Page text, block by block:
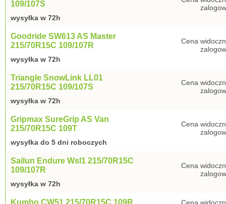
109/107S
wysyłka w 72h
Goodride SW613 AS Master
215/70R15C 109/107R
wysyłka w 72h
Cena
Triangle SnowLink LL01
215/70R15C 109/107S
wysyłka w 72h
Cena
Gripmax SureGrip AS Van
215/70R15C 109T
wysyłka do 5 dni roboczych
Cena
Sailun Endure Wsl1 215/70R15C
109/107R
wysyłka w 72h
Cena
Kumho CW51 215/70R15C 109R